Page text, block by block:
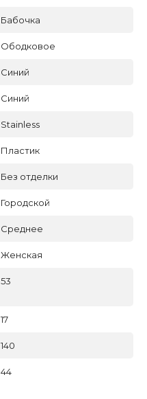
Бабочка
Ободковое
Синий
Синий
Stainless
Пластик
Без отделки
Городской
Среднее
Женская
53
17
140
44